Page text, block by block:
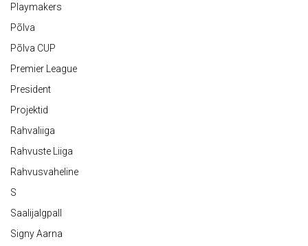
Playmakers
Põlva
Põlva CUP
Premier League
President
Projektid
Rahvaliiga
Rahvuste Liiga
Rahvusvaheline
S
Saalijalgpall
Signy Aarna